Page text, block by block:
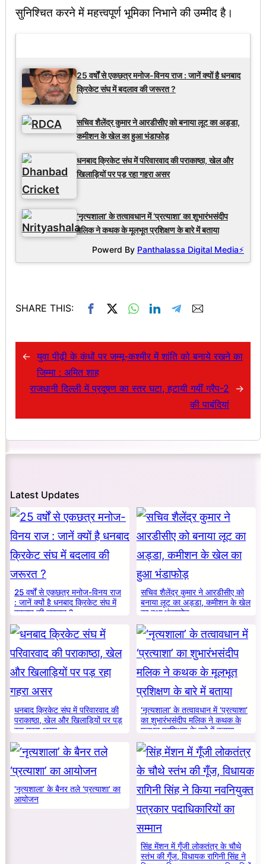
सुनिश्चित करने में महत्त्वपूर्ण भूमिका निभाने की उम्मीद है।
25 वर्षों से एकछत्र मनोज-विनय राज : जानें क्यों है धनबाद
क्रिकेट संघ में बदलाव की जरूरत ?
सचिव शैलेंद्र कुमार ने आरडीसीए को बनाया लूट का अड्डा,
कमीशन के खेल का हुआ भंडाफोड़
धनबाद क्रिकेट संघ में परिवारवाद की पराकाष्ठा, खेल और
खिलाड़ियों पर पड़ रहा गहरा असर
‘नृत्यशाला’ के तत्वावधान में ‘प्रत्याशा’ का शुभारंभसंदीप
मलिक ने कथक के मूलभूत प्रशिक्षण के बारे में बताया
Powerd By Panthalassa Digital Media⚡
SHARE THIS:
← युवा पीढ़ी के कंधों पर जम्मू-कश्मीर में शांति को बनाये रखने का
जिम्मा : अमित शाह
राजधानी दिल्ली में प्रदूषण का स्तर घटा, हटायी गयींं ग्रैप-2
की पाबंदियां
→
Latest Updates
25 वर्षों से एकछत्र मनोज-विनय राज
: जानें क्यों है धनबाद क्रिकेट संघ में
बदलाव की जरूरत ?
सचिव शैलेंद्र कुमार ने आरडीसीए को
बनाया लूट का अड्डा, कमीशन के खेल
का हुआ भंडाफोड़
धनबाद क्रिकेट संघ में परिवारवाद की
पराकाष्ठा, खेल और खिलाड़ियों पर पड़
रहा गहरा असर
‘नृत्यशाला’ के तत्वावधान में ‘प्रत्याशा’
का शुभारंभसंदीप मलिक ने कथक के
मूलभूत प्रशिक्षण के बारे में बताया
‘नृत्यशाला’ के बैनर तले ‘प्रत्याशा’ का
आयोजन
सिंह मेंशन में गूँजी लोकतंत्र के चौथे
स्तंभ की गूँज, विधायक रागिनी सिंह ने